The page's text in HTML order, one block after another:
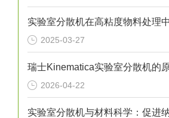
2025-03-27
2026-04-22